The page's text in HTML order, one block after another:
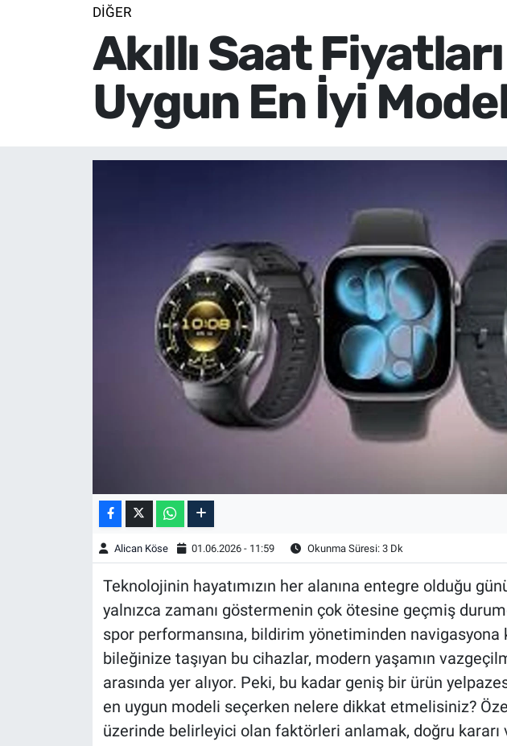
DIĞER
Akıllı Saat
Uygun En İyi
Alican Köse 01.06.2026 - 11:59 Okunma Süresi: 3 Dk
Teknolojinin hayatımızın her alanına entegre olduğu
yalnızca zamanı göstermenin çok ötesine geçmiş
spor performansına, bildirim yönetiminden
bileğinize taşıyan bu cihazlar, modern yaşamın
arasında yer alıyor. Peki, bu kadar geniş bir ürün
en uygun modeli seçerken nelere dikkat etmelisiniz?
üzerinde belirleyici olan faktörleri anlamak, doğru